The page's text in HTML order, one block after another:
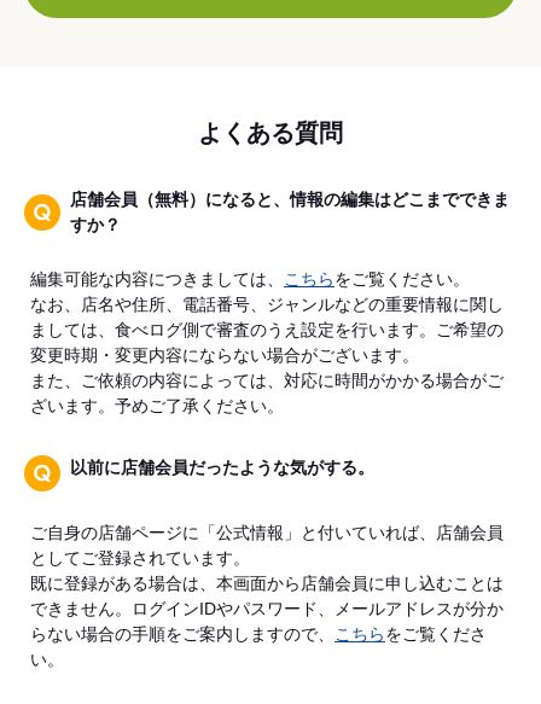
よくある質問
店舗会員（無料）になると、情報の編集はどこまでできま
すか？
編集可能な内容につきましては、 こちらをご覧ください。
なお、店名や住所、電話番号、ジャンルなどの重要情報に関し
ましては、食べログ側で審査のうえ設定を行います。ご希望の
変更時期・変更内容にならない場合がございます。
また、ご依頼の内容によっては、対応に時間がかかる場合がご
ざいます。予めご了承ください。
以前に店舗会員だったような気がする。
ご自身の店舗ページに「公式情報」と付いていれば、店舗会員
としてご登録されています。
既に登録がある場合は、本画面から店舗会員に申し込むことは
できません。ログインIDやパスワード、メールアドレスが分か
らない場合の手順をご案内しますので、
こちらをご覧くださ
い。